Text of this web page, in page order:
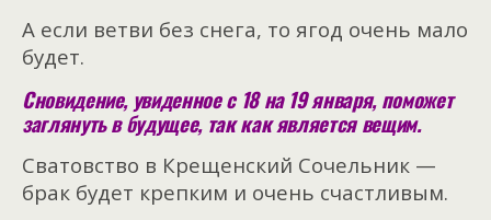
А если ветви без снега, то ягод очень мало
будет.
Сновидение, увиденное с 18 на 19 января, поможет
заглянуть в будущее, так как является вещим.
Сватовство в Крещенский Сочельник —
брак будет крепким и очень счастливым.